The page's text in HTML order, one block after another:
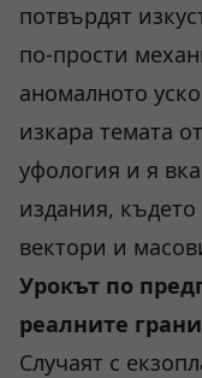
потвърдят
по-прости
аномалното
изкара темата
уфология и я
издания, където
вектори и
Урокът по
реалните
Случаят с